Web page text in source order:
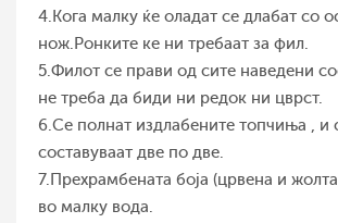
4.Кога малку ќе оладат се длабат со
нож.Ронките ке ни требаат за фил.
5.Филот се прави од сите наведени
не треба да биди ни редок ни цврст.
6.Се полнат издлабените топчиња , и
составуваат две по две.
7.Прехрамбената боја (црвена и
во малку вода.